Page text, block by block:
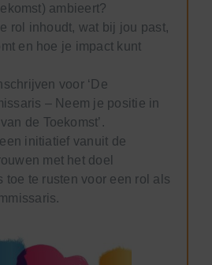
ambieert?
rol inhoudt, wat bij jou past,
en hoe je impact kunt
voor ‘De
– Neem je positie in
de Toekomst’.
initiatief vanuit de
met het doel
toe te rusten voor een rol als